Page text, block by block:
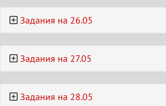
Задания на 26.05
Задания на 27.05
Задания на 28.05